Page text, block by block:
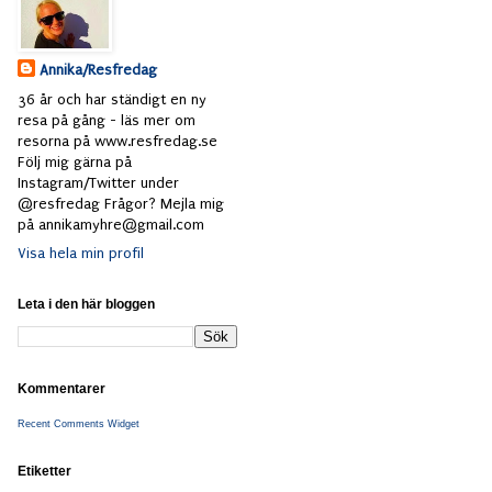
Annika/Resfredag
36 år och har ständigt en ny
resa på gång - läs mer om
resorna på www.resfredag.se
Följ mig gärna på
Instagram/Twitter under
@resfredag Frågor? Mejla mig
på annikamyhre@gmail.com
Visa hela min profil
Leta i den här bloggen
Kommentarer
Recent Comments Widget
Etiketter